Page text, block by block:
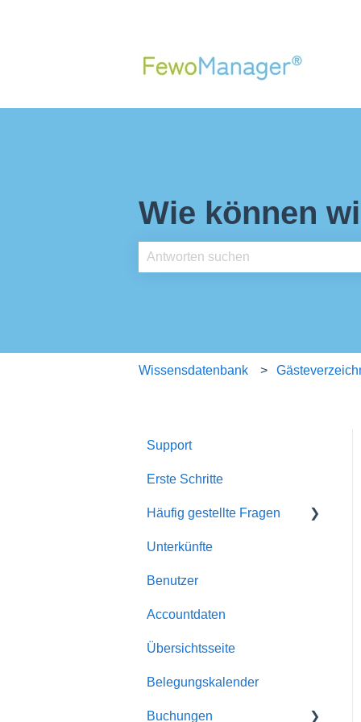
Wie können
Wissensdatenbank
Support
Erste Schritte
Häufig gestellte Fragen
Account
Allgemein
Buchungen
Automatismen
Dokumente
E-Mailversand
Unterkünfte
Benutzer
Accountdaten
Übersichtsseite
Belegungskalender
Buchungen